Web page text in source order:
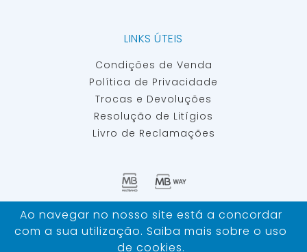
LINKS ÚTEIS
Condições de Venda
Política de Privacidade
Trocas e Devoluções
Resolução de Litígios
Livro de Reclamações
IBERSAN - MATERIAIS E EQUIPAMENTOS PARA INSEMINAÇÃO
ARTIFICIAL ©TODOS OS DIREITOS RESERVADOS
Ao navegar no nosso site está a concordar
com a sua utilização. Saiba mais sobre o uso
de cookies.